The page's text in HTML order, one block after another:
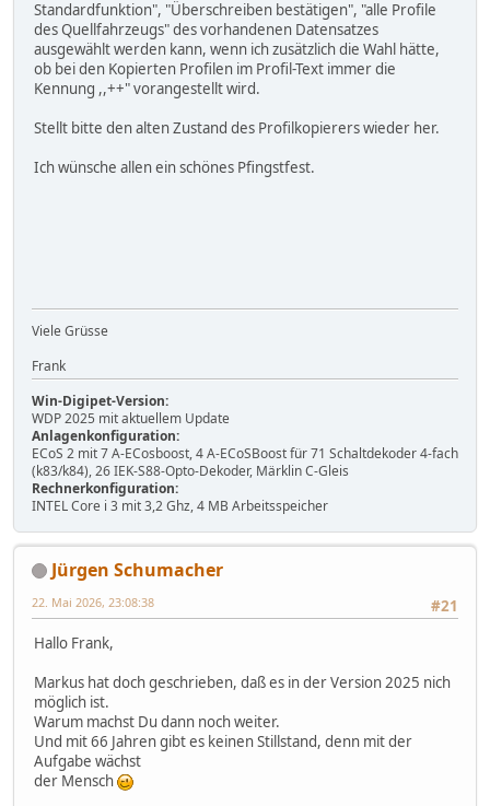
Standardfunktion", "Überschreiben bestätigen", "alle Profile
des Quellfahrzeugs" des vorhandenen Datensatzes
ausgewählt werden kann, wenn ich zusätzlich die Wahl hätte,
ob bei den Kopierten Profilen im Profil-Text immer die
Kennung ,,++" vorangestellt wird.
Stellt bitte den alten Zustand des Profilkopierers wieder her.
Ich wünsche allen ein schönes Pfingstfest.
Viele Grüsse
Frank
Win-Digipet-Version:
WDP 2025 mit aktuellem Update
Anlagenkonfiguration:
ECoS 2 mit 7 A-ECosboost, 4 A-ECoSBoost für 71 Schaltdekoder 4-fach
(k83/k84), 26 IEK-S88-Opto-Dekoder, Märklin C-Gleis
Rechnerkonfiguration:
INTEL Core i 3 mit 3,2 Ghz, 4 MB Arbeitsspeicher
Jürgen Schumacher
#21
22. Mai 2026, 23:08:38
Hallo Frank,
Markus hat doch geschrieben, daß es in der Version 2025 nich
möglich ist.
Warum machst Du dann noch weiter.
Und mit 66 Jahren gibt es keinen Stillstand, denn mit der
Aufgabe wächst
der Mensch